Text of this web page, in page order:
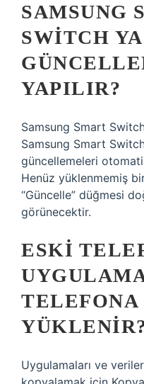
SAMSUNG
SWITCH
YAPILIR?
Samsung Smart Switch
Samsung Smart
güncellemeleri
Henüz yüklenmemiş
“Güncelle” düğmesi
görünecektir.
ESKI
TELEFONA
Uygulamaları ve